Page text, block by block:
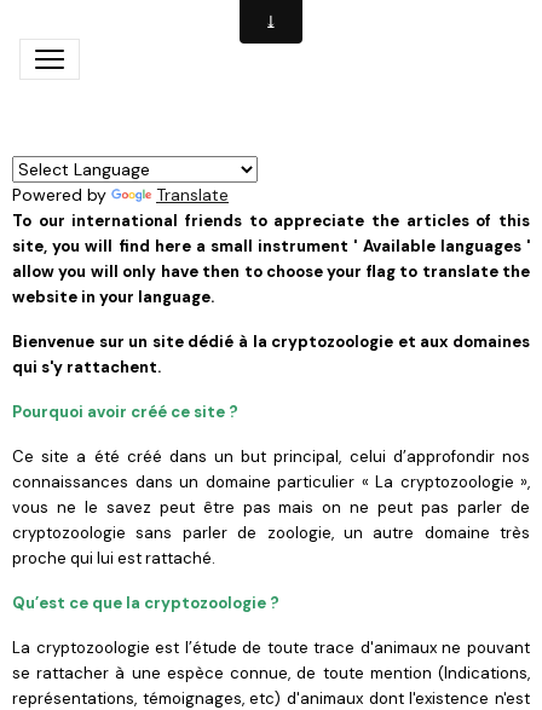
Powered by Translate
To our international friends to appreciate the articles of this
site, you will find here a small instrument ' Available languages '
allow you will only have then to choose your flag to translate the
website in your language.
Bienvenue sur un site dédié à la cryptozoologie et aux domaines
qui s'y rattachent.
Pourquoi avoir créé ce site ?
Ce site a été créé dans un but principal, celui d’approfondir nos
connaissances dans un domaine particulier « La cryptozoologie »,
vous ne le savez peut être pas mais on ne peut pas parler de
cryptozoologie sans parler de zoologie, un autre domaine très
proche qui lui est rattaché.
Qu’est ce que la cryptozoologie ?
La cryptozoologie est l’étude de toute trace d'animaux ne pouvant
se rattacher à une espèce connue, de toute mention (Indications,
représentations, témoignages, etc) d'animaux dont l'existence n'est